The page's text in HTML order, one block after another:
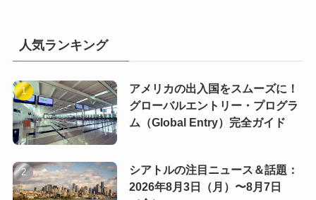
人気ランキング
アメリカの出入国をスムーズに！
グローバルエントリー・プログラ
ム（Global Entry）完全ガイド
シアトルの注目ニュース＆話題：
2026年8月3日（月）〜8月7日